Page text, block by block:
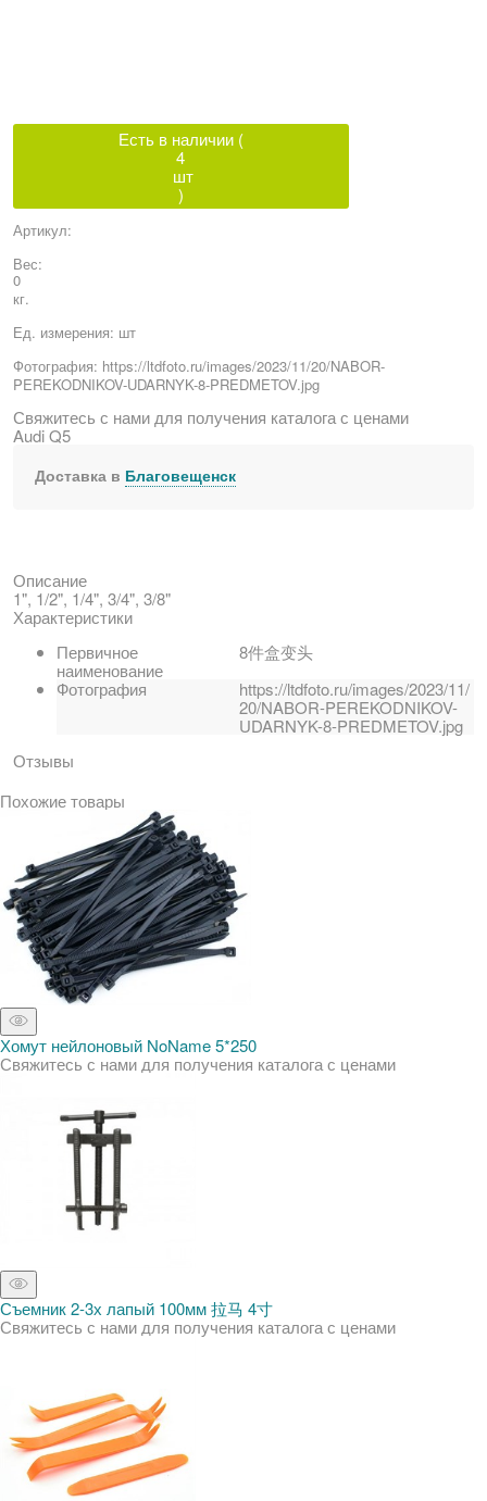
Есть в наличии (
4
шт
)
Артикул:
Вес:
0
кг.
Ед. измерения: шт
Фотография: https://ltdfoto.ru/images/2023/11/20/NABOR-
PEREKODNIKOV-UDARNYK-8-PREDMETOV.jpg
Свяжитесь с нами для получения каталога с ценами
Audi Q5
Доставка в Благовещенск
Описание
1", 1/2", 1/4", 3/4", 3/8"
Характеристики
Первичное
наименование
8件盒变头
Фотография
https://ltdfoto.ru/images/2023/11/
20/NABOR-PEREKODNIKOV-
UDARNYK-8-PREDMETOV.jpg
Отзывы
Похожие товары
Хомут нейлоновый NoName 5*250
Свяжитесь с нами для получения каталога с ценами
Съемник 2-3х лапый 100мм 拉马 4寸
Свяжитесь с нами для получения каталога с ценами